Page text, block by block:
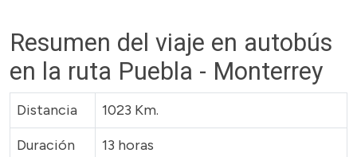
Resumen del viaje en autobús
en la ruta Puebla - Monterrey
Distancia
1023 Km.
Duración
13 horas